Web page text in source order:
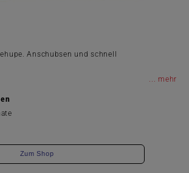
Anschubsen und schnell
...
Zum Shop